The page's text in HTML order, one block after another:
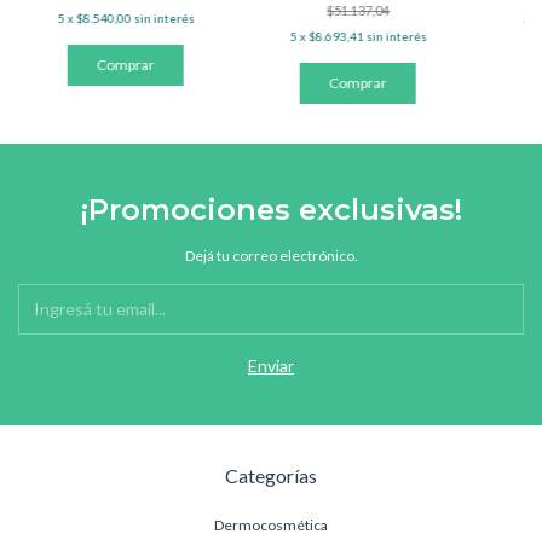
5x$8.540,00 sin interés $51.137,04
5 x$8.693,41 sin interés
5
¡Promociones exclusivas!
Dejá tu correo electrónico.
Categorías
Dermocosmética